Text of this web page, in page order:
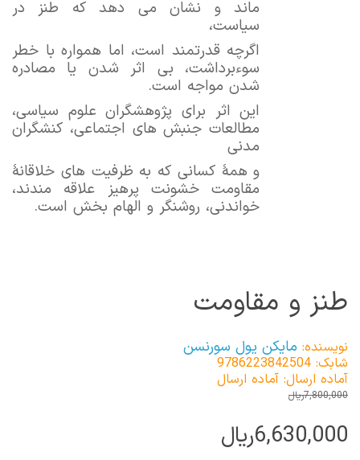
‌ماند و نشان می ‌دهد که طنز در
سیاست،
اگرچه قدرتمند است، اما همواره با خطر
سوءبرداشت، بی ‌اثر شدن یا مصادره
شدن مواجه است.
این اثر برای پژوهشگران علوم سیاسی،
مطالعات جنبش ‌های اجتماعی، کنشگران
مدنی
و همۀ کسانی که به ظرفیت ‌های خلاقانۀ
مقاومت خشونت‌ پرهیز علاقه ‌مندند،
خواندنی، روشنگر و الهام ‌بخش است.
طنز و مقاومت
نویسنده: مایکن یول سورنسن
شابک: 9786223842504
آماده ارسال: آماده ارسال
7,800,000ریال
6,630,000ریال